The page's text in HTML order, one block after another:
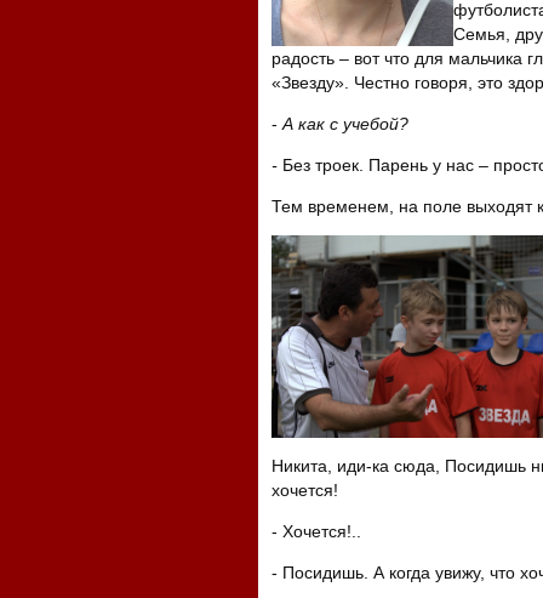
Семья,
радость – вот что для
«Звезду». Честно говоря, это
- А как с учебой?
- Без троек. Парень у нас –
Тем временем, на поле выходят
Никита, иди-ка сюда, Посидишь
хочется!
- Хочется!..
- Посидишь. А когда увижу, что